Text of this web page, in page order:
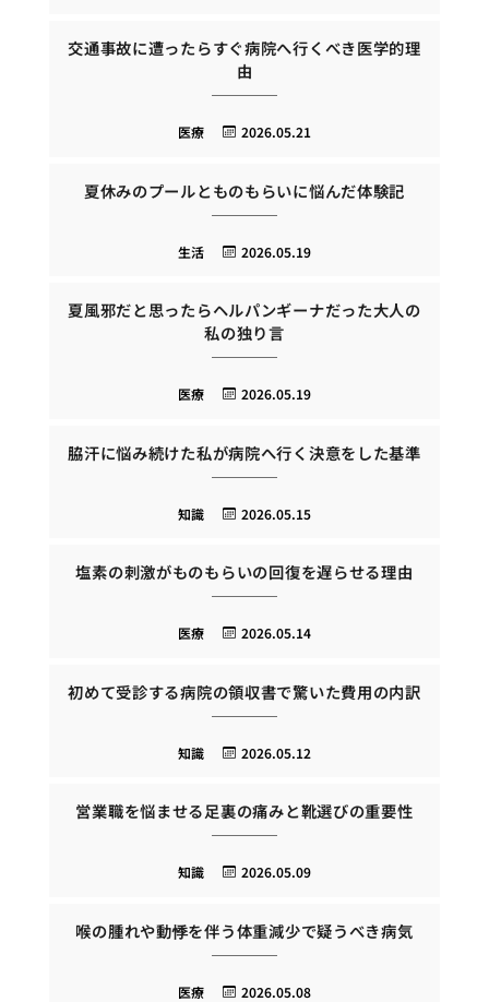
交通事故に遭ったらすぐ病院へ行くべき医学的理
由
2026.05.21
医療
夏休みのプールとものもらいに悩んだ体験記
2026.05.19
生活
夏風邪だと思ったらヘルパンギーナだった大人の
私の独り言
2026.05.19
医療
脇汗に悩み続けた私が病院へ行く決意をした基準
2026.05.15
知識
塩素の刺激がものもらいの回復を遅らせる理由
2026.05.14
医療
初めて受診する病院の領収書で驚いた費用の内訳
2026.05.12
知識
営業職を悩ませる足裏の痛みと靴選びの重要性
2026.05.09
知識
喉の腫れや動悸を伴う体重減少で疑うべき病気
2026.05.08
医療